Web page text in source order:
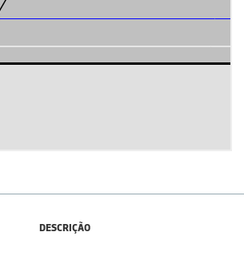
DESCRIÇÃO